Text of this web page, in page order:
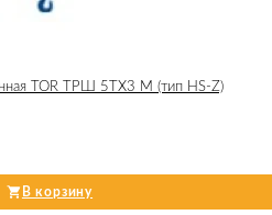
TOR ТРШ 5ТХ3 М (тип HS-Z)
В корзину